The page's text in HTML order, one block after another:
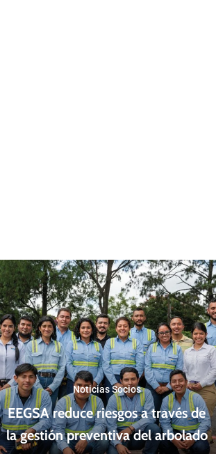
Noticias Socios
EEGSA reduce riesgos a través de
la gestión preventiva del arbolado